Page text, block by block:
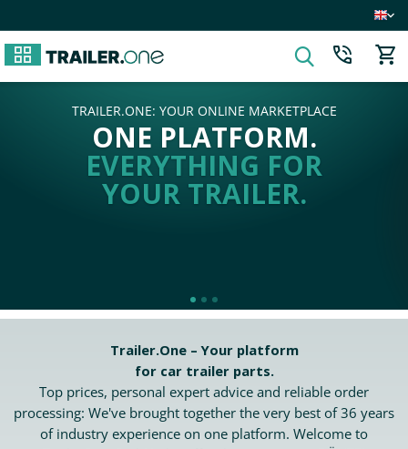
COMPREHENSIVE RANGE
REGISTER AS
CUSTOMER
SAVE
Trailer.One – Your platform
for car trailer parts.
Top prices, personal expert advice and reliable order
processing: We've brought together the very best of 36 years
of industry experience on one platform. Welcome to